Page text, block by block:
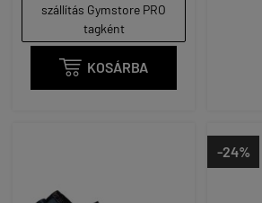
szállítás Gymstore PRO
tagként
 KOSÁRBA
-24%